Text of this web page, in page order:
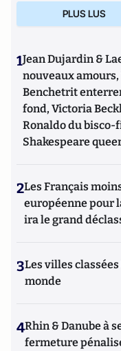
PLUS LUS
1Jean Dujardin &
nouveaux amours,
Benchetrit
fond, Victoria
Ronaldo du bisco-
Shakespeare
2Les Français
européenne pour
ira le grand
3Les villes
monde
4Rhin & Danube à
fermeture